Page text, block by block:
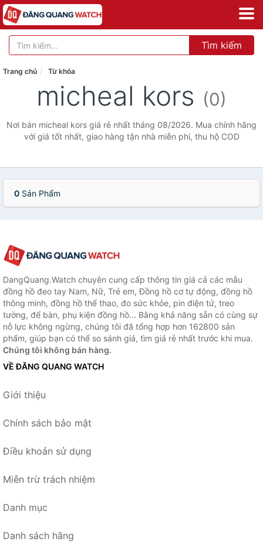
Tìm kiếm
Trang chủ Từ khóa
micheal kors (0)
Nơi bán micheal kors giá rẻ nhất tháng 08/2026. Mua chính hãng
với giá tốt nhất, giao hàng tận nhà miễn phí, thu hộ COD
0 Sản Phẩm
DangQuang.Watch chuyên cung cấp thông tin giá cả các mẫu
đồng hồ đeo tay Nam, Nữ, Trẻ em, Đồng hồ cơ tự động, đồng hồ
thông minh, đồng hồ thể thao, đo sức khỏe, pin điện tử, treo
tường, để bàn, phụ kiện đồng hồ... Bằng khả năng sẵn có cùng sự
nỗ lực không ngừng, chúng tôi đã tổng hợp hơn 162800 sản
phẩm, giúp bạn có thể so sánh giá, tìm giá rẻ nhất trước khi mua.
Chúng tôi không bán hàng.
VỀ ĐĂNG QUANG WATCH
Giới thiệu
Chính sách bảo mật
Điều khoản sử dụng
Miễn trừ trách nhiệm
Danh mục
Danh sách hãng